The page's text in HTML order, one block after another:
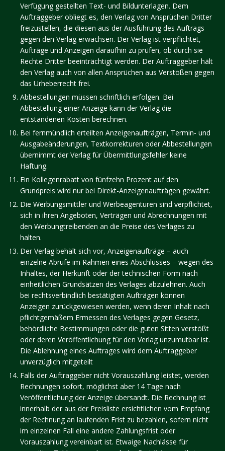
Verfügung gestellten Text- und Bildunterlagen. Dem
Auftraggeber obliegt es, den Verlag von Ansprüchen Dritter
freizustellen, die diesen aus der Ausführung des Auftrags
gegen den Verlag erwachsen. Der Verlag ist verpflichtet,
Aufträge und Anzeigen daraufhin zu prüfen, ob durch sie
Rechte Dritter beeinträchtigt werden. Der Auftraggeber hält
den Verlag auch von allen Ansprüchen aus Verstößen gegen
das Urheberrecht frei.
Abbestellungen müssen schriftlich erfolgen. Bei
Abbestellung einer Anzeige kann der Verlag die
entstandenen Kosten berechnen.
Bei fernmündlich erteilten Anzeigenaufträgen, Termin- und
Ausgabeänderungen, Textkorrekturen oder Abbestellungen
übernimmt der Verlag für Übermittlungsfehler keine
Haftung.
Ein Kollegenrabatt von fünfzehn Prozent auf den
Grundpreis wird nur bei Direkt-Anzeigenaufträgen gewährt.
Die Werbungsmittler und Werbeagenturen sind verpflichtet,
sich in ihren Angeboten, Verträgen und Abrechnungen mit
den Werbungtreibenden an die Preise des Verlages zu
halten.
Der Verlag behält sich vor, Anzeigenaufträge – auch
einzelne Abrufe im Rahmen eines Abschlusses – wegen des
Inhaltes, der Herkunft oder der technischen Form nach
einheitlichen Grundsätzen des Verlages abzulehnen. Auch
bei rechtsverbindlich bestätigten Aufträgen können
Anzeigen zurückgewiesen werden, wenn deren Inhalt nach
pflichtgemäßem Ermessen des Verlages gegen Gesetz,
behördliche Bestimmungen oder die guten Sitten verstößt
oder deren Veröffentlichung für den Verlag unzumutbar ist.
Die Ablehnung eines Auftrages wird dem Auftraggeber
unverzüglich mitgeteilt
Falls der Auftraggeber nicht Vorauszahlung leistet, werden
Rechnungen sofort, möglichst aber 14 Tage nach
Veröffentlichung der Anzeige übersandt. Die Rechnung ist
innerhalb der aus der Preisliste ersichtlichen vom Empfang
der Rechnung an laufenden Frist zu bezahlen, sofern nicht
im einzelnen Fall eine andere Zahlungsfrist oder
Vorauszahlung vereinbart ist. Etwaige Nachlässe für